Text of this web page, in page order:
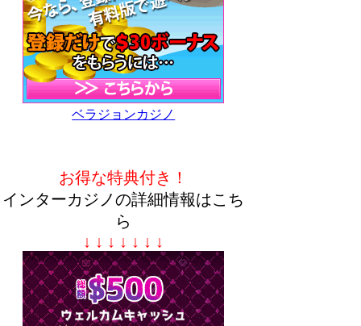
ベラジョンカジノ
お得な特典付き！
インターカジノの詳細情報はこち
ら
↓ ↓ ↓ ↓ ↓ ↓ ↓